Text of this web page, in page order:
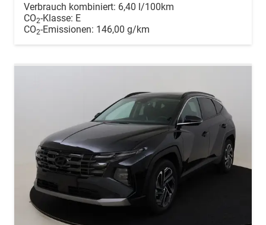
Verbrauch kombiniert: 6,40 l/100km
CO2-Klasse: E
CO2-Emissionen: 146,00 g/km